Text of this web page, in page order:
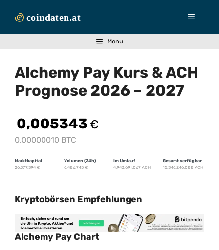
Inhalt
Menü
Menu
Alchemy Pay Kurs & ACH
Prognose 2026 – 2027
0,005343 €
0.00000010 BTC
Marktkapital
26.377.394 €
Volumen (24h)
6.486.745 €
Im Umlauf
4.943.691.067 ACH
Gesamt verfügbar
15.346.246.088 ACH
Kryptobörsen Empfehlungen
Alchemy Pay Chart